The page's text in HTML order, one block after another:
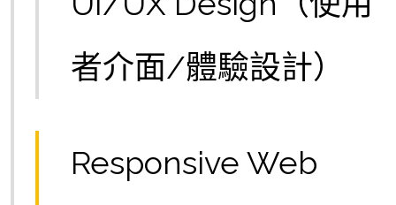
者介面/體驗設計）
Responsive Web